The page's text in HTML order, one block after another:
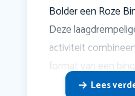
Bolder een Roze
Deze
activiteit
format van een
Lees